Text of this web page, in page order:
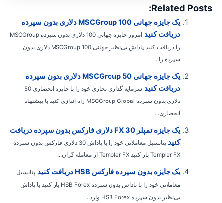
Related
یک جایزه جهانی MSCGroup 100 دلاری بدون سپرده
دریافت کنید
امروز جایزه جهانی 100 دلاری بدون سپرده MSCGroup
را دریافت کنید پاداش بی‌نظیر جهانی MSCGroup 100 دلاری بدون
سپرده را...
یک جایزه جهانی MSCGroup 50 دلاری بدون سپرده
دریافت کنید
سرمایه گذاری تجاری خود را با جایزه انحصاری 50
دلاری بدون سپرده MSCGroup Global راه اندازی کنید با پیشنهاد
انحصاری...
یک جایزه تمپلر FX 30 دلاری فارکس بدون سپرده دریافت
کنید
پتانسیل معاملاتی خود را با پاداش 30 دلاری فارکس بدون سپرده
Templer FX باز کنید Templer FX از معامله گران...
یک جایزه بدون سپرده فارکس HSB دریافت کنید
پتانسیل
معاملاتی خود را با پاداش بدون سپرده HSB Forex باز کنید با پاداش
بی‌نظیر بدون سپرده HSB Forex وارد...